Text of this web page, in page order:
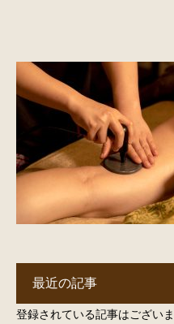
最近の記事
登録されている記事はございま